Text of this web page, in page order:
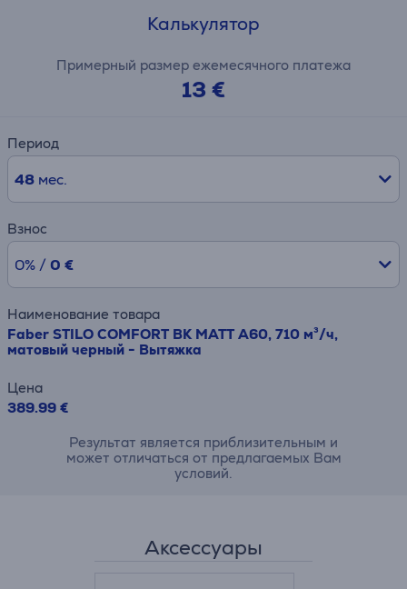
Калькулятор
Примерный размер ежемесячного платежа
13 €
Период
48мес.
Взнос
0% / 0 €
Наименование товара
Faber STILO COMFORT BK MATT A60, 710 м³/ч,
матовый черный - Вытяжка
Цена
389.99 €
Результат является приблизительным и
может отличаться от предлагаемых Вам
условий.
Аксессуары